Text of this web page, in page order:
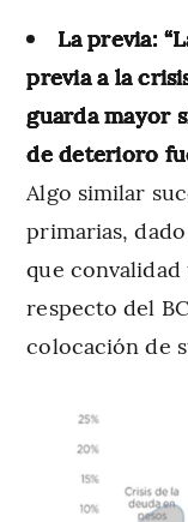
La previa:
previa a la
guarda mayor
de deterioro
Algo similar
primarias,
que convalidad
respecto del
colocación de